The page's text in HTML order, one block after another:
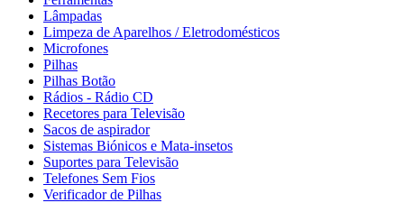
Lâmpadas
Limpeza de Aparelhos / Eletrodomésticos
Microfones
Pilhas
Pilhas Botão
Rádios - Rádio CD
Recetores para Televisão
Sacos de aspirador
Sistemas Biónicos e Mata-insetos
Suportes para Televisão
Telefones Sem Fios
Verificador de Pilhas